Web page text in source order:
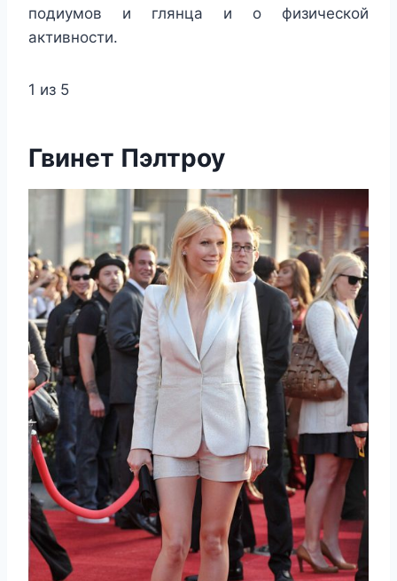
подиумов и глянца и о физической
активности.
1 из 5
Гвинет Пэлтроу